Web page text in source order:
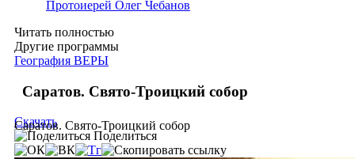
Протоиерей Олег Чебанов
Читать полностью
Другие программы
География ВЕРЫ
Саратов. Свято-Троицкий собор
Саратов. Свято-Троицкий собор
Скачать
Поделиться